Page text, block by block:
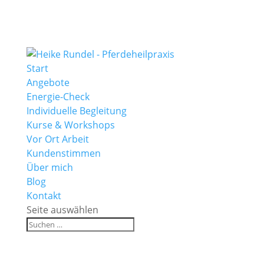
Start
Angebote
Energie-Check
Individuelle Begleitung
Kurse & Workshops
Vor Ort Arbeit
Kundenstimmen
Über mich
Blog
Kontakt
Seite auswählen